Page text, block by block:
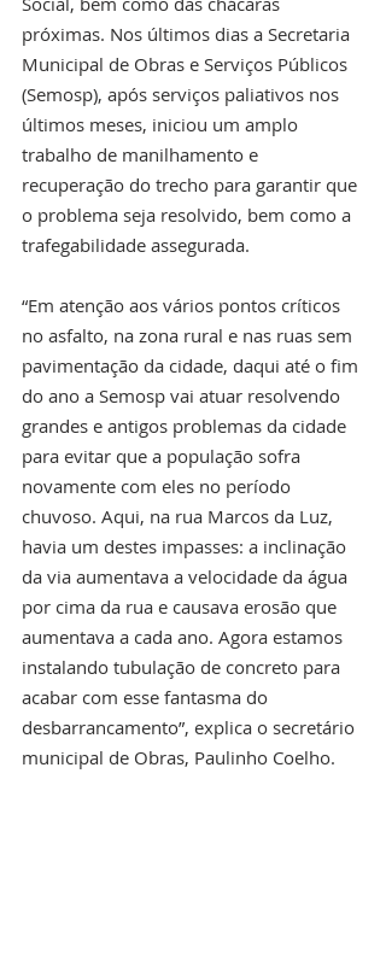
próximas. Nos últimos dias a Secretaria
Municipal de Obras e Serviços Públicos
(Semosp), após serviços paliativos nos
últimos meses, iniciou um amplo
trabalho de manilhamento e
recuperação do trecho para garantir que
o problema seja resolvido, bem como a
trafegabilidade assegurada.
“Em atenção aos vários pontos críticos
no asfalto, na zona rural e nas ruas sem
pavimentação da cidade, daqui até o fim
do ano a Semosp vai atuar resolvendo
grandes e antigos problemas da cidade
para evitar que a população sofra
novamente com eles no período
chuvoso. Aqui, na rua Marcos da Luz,
havia um destes impasses: a inclinação
da via aumentava a velocidade da água
por cima da rua e causava erosão que
aumentava a cada ano. Agora estamos
instalando tubulação de concreto para
acabar com esse fantasma do
desbarrancamento”, explica o secretário
municipal de Obras, Paulinho Coelho.